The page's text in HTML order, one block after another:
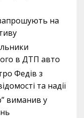
на
в ДТП авто
Федів з
та надії
виманив у